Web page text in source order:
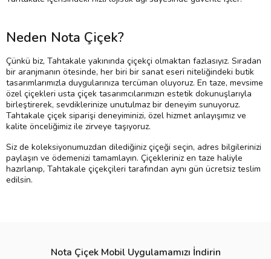
Neden Nota Çiçek?
Çünkü biz, Tahtakale yakınında çiçekçi olmaktan fazlasıyız. Sıradan
bir aranjmanın ötesinde, her biri bir sanat eseri niteliğindeki butik
tasarımlarımızla duygularınıza tercüman oluyoruz. En taze, mevsime
özel çiçekleri usta çiçek tasarımcılarımızın estetik dokunuşlarıyla
birleştirerek, sevdiklerinize unutulmaz bir deneyim sunuyoruz.
Tahtakale çiçek siparişi deneyiminizi, özel hizmet anlayışımız ve
kalite önceliğimiz ile zirveye taşıyoruz.
Siz de koleksiyonumuzdan dilediğiniz çiçeği seçin, adres bilgilerinizi
paylaşın ve ödemenizi tamamlayın. Çiçekleriniz en taze haliyle
hazırlanıp, Tahtakale çiçekçileri tarafından aynı gün ücretsiz teslim
edilsin.
Nota Çiçek Mobil Uygulamamızı İndirin